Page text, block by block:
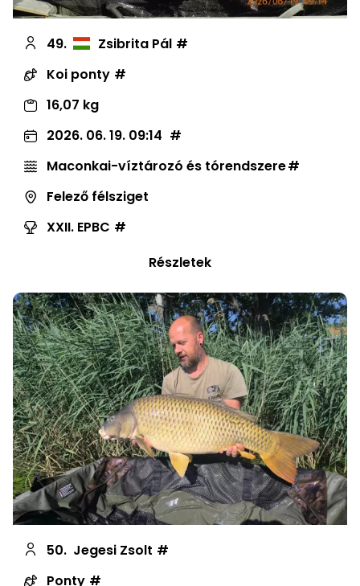
49.
Zsibrita Pál
Koi ponty
16,07 kg
2026. 06. 19. 09:14
Maconkai-víztározó és tórendszere
Felező félsziget
XXII. EPBC
Részletek
50. Jegesi Zsolt
Ponty